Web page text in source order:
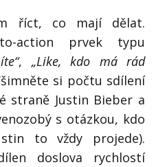
říct, co mají dělat.
action prvek typu
, „Like, kdo má rád
si počtu sdílení
straně Justin Bieber a
s otázkou, kdo
to vždy projede).
doslova rychlostí